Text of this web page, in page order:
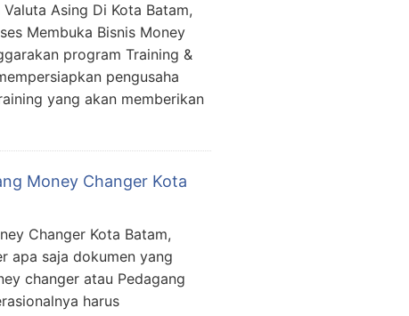
Asing Di Kota Batam,
Membuka Bisnis Money
program Training &
pengusaha
yang akan memberikan
Money Changer Kota
Changer Kota Batam,
apa saja dokumen yang
changer atau Pedagang
harus